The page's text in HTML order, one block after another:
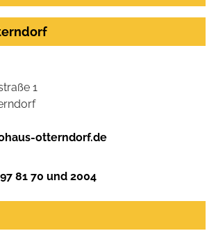
1
otterndorf.de
81 70 und 2004